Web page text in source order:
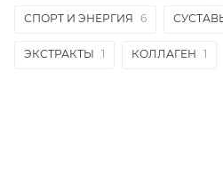
СПОРТ И ЭНЕРГИЯ 6
ЭКСТРАКТЫ 1 КОЛЛАГЕН 1